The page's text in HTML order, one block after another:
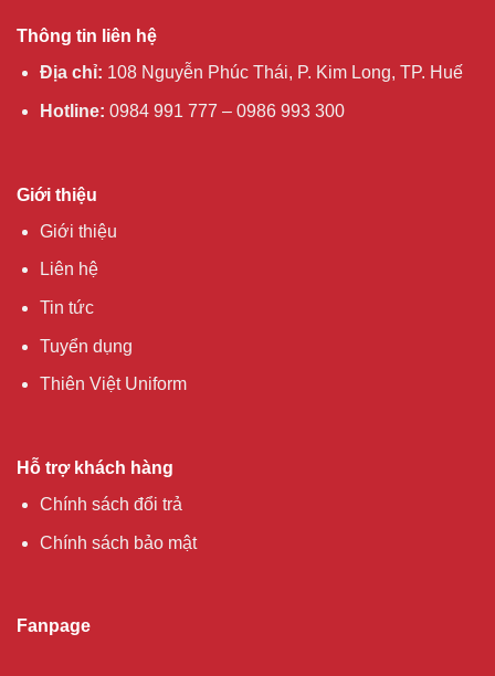
Thông tin liên hệ
Địa chỉ: 108 Nguyễn Phúc Thái, P. Kim Long, TP. Huế
Hotline: 0984 991 777 – 0986 993 300
Giới thiệu
Giới thiệu
Liên hệ
Tin tức
Tuyển dụng
Thiên Việt Uniform
Hỗ trợ khách hàng
Chính sách đổi trả
Chính sách bảo mật
Fanpage